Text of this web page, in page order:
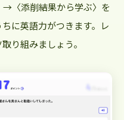
→〈添削結果から学ぶ〉を
に英語力がつきます。レ
り組みましょう。